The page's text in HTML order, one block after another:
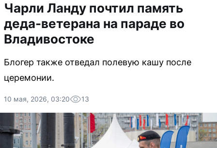
Чарли Ланду почтил память
деда-ветерана на параде во
Владивостоке
Блогер также отведал полевую кашу после
церемонии.
10 мая, 2026, 03:20 13